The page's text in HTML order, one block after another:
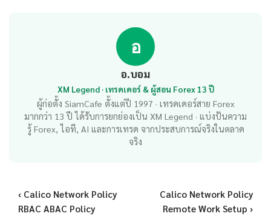
อ
อ.บอม
XM Legend · เทรดเดอร์ & ผู้สอน Forex 13 ปี
ผู้ก่อตั้ง SiamCafe ตั้งแต่ปี 1997 · เทรดเดอร์สาย Forex
มากกว่า 13 ปี ได้รับการยกย่องเป็น XM Legend · แบ่งปันความ
รู้ Forex, ไอที, AI และการเทรด จากประสบการณ์จริงในตลาด
จริง
‹ Calico Network Policy
RBAC ABAC Policy
Calico Network Policy
Remote Work Setup ›